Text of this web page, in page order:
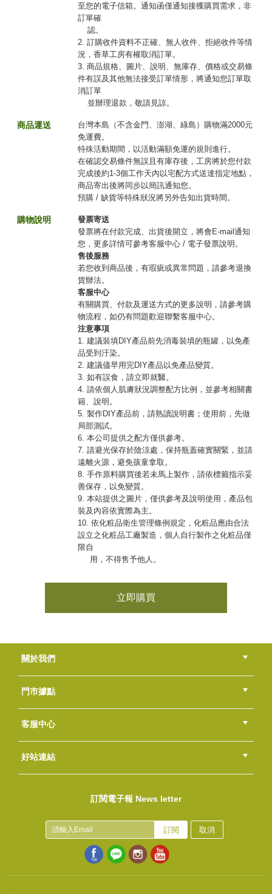
至您的電子信箱。通知函僅通知接獲購買需求，非
訂單確
認。
2. 訂購收件資料不正確、無人收件、拒絕收件等情
況，香草工房有權取消訂單。
3. 商品規格、圖片、說明、無庫存、價格或交易條
件有誤及其他無法接受訂單情形，將通知您訂單取
消訂單
並辦理退款，敬請見諒。
商品運送
台灣本島（不含金門、澎湖、綠島）購物滿2000元
免運費。
特殊活動期間，以活動滿額免運的規則進行。
在確認交易條件無誤且有庫存後，工房將於您付款
完成後約1-3個工作天內以宅配方式送達指定地點，
商品寄出後將同步以簡訊通知您。
預購 / 缺貨等特殊狀況將另外告知出貨時間。
購物說明
發票寄送
發票將在付款完成、出貨後開立，將會E-mail通知
您，更多詳情可參考客服中心 / 電子發票說明。
售後服務
若您收到商品後，有瑕疵或異常問題，請參考退換
貨辦法。
客服中心
有關購買、付款及運送方式的更多說明，請參考購
物流程，如仍有問題歡迎聯繫客服中心。
注意事項
1. 建議裝填DIY產品前先消毒裝填的瓶罐，以免產
品受到汙染。
2. 建議儘早用完DIY產品以免產品變質。
3. 如有誤食，請立即就醫。
4. 請依個人肌膚狀況調整配方比例，並參考相關書
籍、說明。
5. 製作DIY產品前，請熟讀說明書；使用前，先做
局部測試。
6. 本公司提供之配方僅供參考。
7. 請避光保存於陰涼處，保持瓶蓋確實關緊，並請
遠離火源，避免孩童拿取。
8. 手作原料購買後若未馬上製作，請依標籤指示妥
善保存，以免變質。
9. 本站提供之圖片，僅供參考及說明使用，產品包
裝及內容依實際為主。
10. 依化粧品衛生管理條例規定，化粧品應由合法
設立之化粧品工廠製造，個人自行製作之化粧品僅
限自
用，不得售予他人。
立即購買
關於我們
公司簡介
品牌故事
最新消息
隱私權聲明
版權聲明
門市據點
總部
北區
中區
南區
東區
海外
客服中心
會員等級
購物流程
訂單查詢
常見問題
海外訂購流程
連絡我們
下載專區
紅利點數
好站連結
訂閱電子報 News letter
訂閱 取消